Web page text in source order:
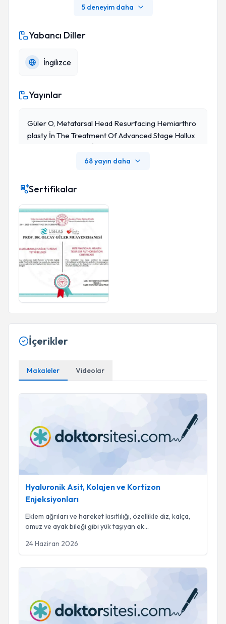
5 deneyim daha
Yabancı Diller
İngilizce
Yayınlar
Güler O, Metatarsal Head Resurfacing Hemiarthro
Plasty İn The Treatment Of Advanced Stage Hallux
Aedica Et Traumatologica Turcica, 2012: 46(4), 281-
68 yayın daha
Sertifikalar
İçerikler
Makaleler Videolar
Hyaluronik Asit, Kolajen ve Kortizon
Enjeksiyonları
Eklem ağrıları ve hareket kısıtlılığı, özellikle diz, kalça,
omuz ve ayak bileği gibi yük taşıyan ek...
24 Haziran 2026